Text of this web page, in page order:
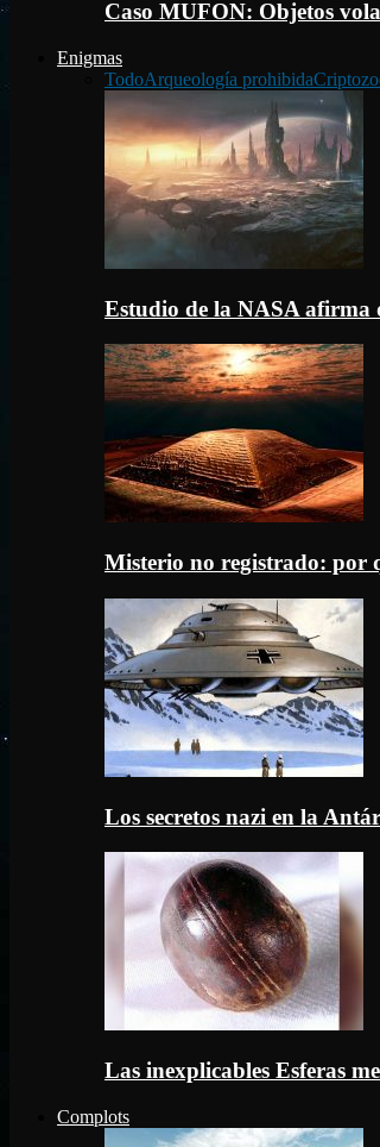
Caso MUFON: Objetos
Enigmas
TodoArqueología prohibida
Estudio de la NASA afirma
Misterio no registrado: por
Los secretos nazi en la
Las inexplicables Esferas
Complots